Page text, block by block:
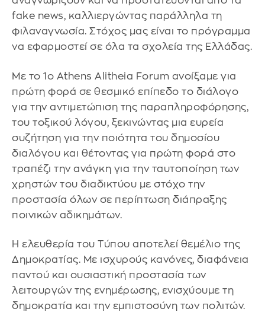
fake news, καλλιεργώντας παράλληλα τη
φιλαναγνωσία. Στόχος μας είναι το πρόγραμμα
να εφαρμοστεί σε όλα τα σχολεία της Ελλάδας.
Με το 1ο Athens Alitheia Forum ανοίξαμε για
πρώτη φορά σε θεσμικό επίπεδο το διάλογο
για την αντιμετώπιση της παραπληροφόρησης,
του τοξικού λόγου, ξεκινώντας μια ευρεία
συζήτηση για την ποιότητα του δημοσίου
διαλόγου και θέτοντας για πρώτη φορά στο
τραπέζι την ανάγκη για την ταυτοποίηση των
χρηστών του διαδικτύου με στόχο την
προστασία όλων σε περίπτωση διάπραξης
ποινικών αδικημάτων.
Η ελευθερία του Τύπου αποτελεί θεμέλιο της
Δημοκρατίας. Με ισχυρούς κανόνες, διαφάνεια
παντού και ουσιαστική προστασία των
λειτουργών της ενημέρωσης, ενισχύουμε τη
δημοκρατία και την εμπιστοσύνη των πολιτών.